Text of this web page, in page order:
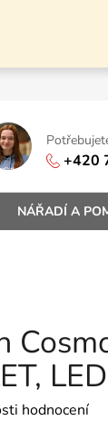
+420
NÁŘADÍ A
je 0,0 z 5
hodnocení